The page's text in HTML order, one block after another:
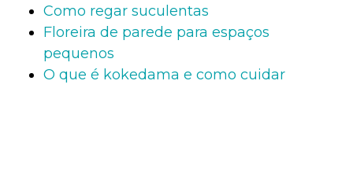
Como regar suculentas
Floreira de parede para espaços
pequenos
O que é kokedama e como cuidar